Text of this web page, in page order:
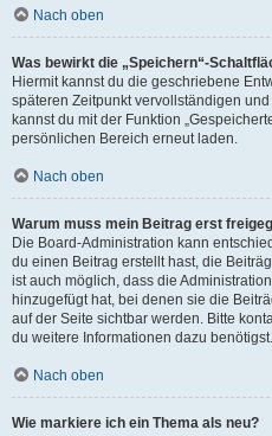
Nach oben
Was bewirkt die „Speichern“-
Hiermit kannst du die geschriebene
späteren Zeitpunkt vervollständigen
kannst du mit der Funktion
persönlichen Bereich erneut laden.
Nach oben
Warum muss mein Beitrag erst
Die Board-Administration kann
du einen Beitrag erstellt hast, die
ist auch möglich, dass die
hinzugefügt hat, bei denen sie die
auf der Seite sichtbar werden. Bitte
du weitere Informationen dazu benötigst.
Nach oben
Wie markiere ich ein Thema als neu?